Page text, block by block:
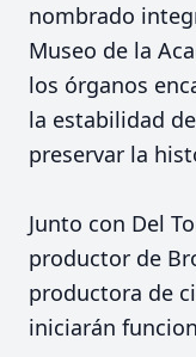
nombrado
Museo de la
los órganos
la estabilidad
preservar la
Junto con Del
productor de
productora de
iniciarán